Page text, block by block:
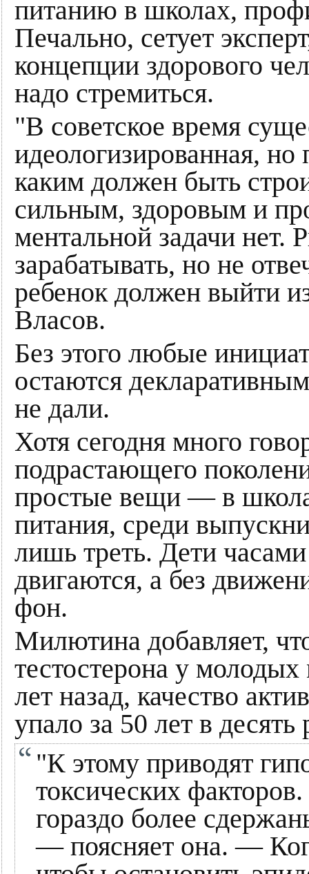
питанию в школах,
Печально, сетует
концепции здорового
надо стремиться.
"В советское время
идеологизированная,
каким должен быть
сильным, здоровым и
ментальной задачи
зарабатывать, но не
ребенок должен выйти
Власов.
Без этого любые
остаются
не дали.
Хотя сегодня много
подрастающего
простые вещи — в
питания, среди
лишь треть. Дети
двигаются, а без
фон.
Милютина добавляет,
тестостерона у
лет назад, качество
упало за 50 лет в десять
"К этому приводят
токсических
гораздо более
— поясняет она. —